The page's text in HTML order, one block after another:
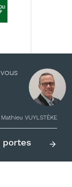
Mathieu VUYLSTÈKE
portes